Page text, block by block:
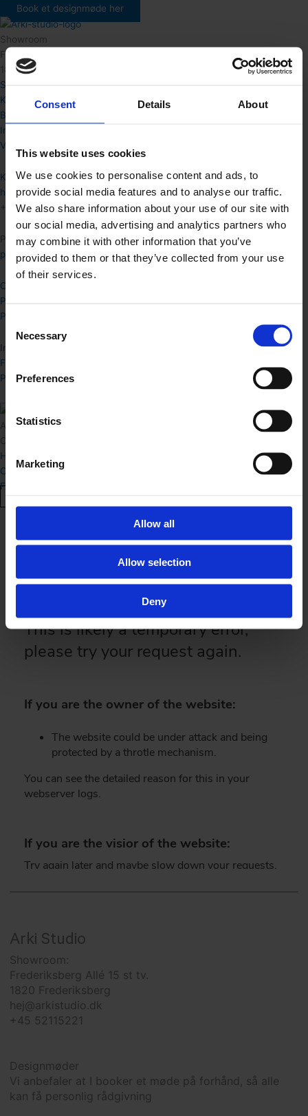
Consent Details About
This website uses cookies
We use cookies to personalise content and ads, to
provide social media features and to analyse our traffic.
We also share information about your use of our site with
our social media, advertising and analytics partners who
may combine it with other information that you’ve
provided to them or that they’ve collected from your use
of their services.
Selection
Necessary
Preferences
Statistics
Marketing
Allow all
Allow selection
Deny
Book et designmøde her
Showroom
Frederiksberg Allé 15 st tv.
1820 Frederiksberg
Shop
Køkken
Bad & Garderobe
Inspiration
Værd at vide
Kontakt
hej@arkistudio.dk
+45 52 11 52 21
Presse henvendelser
press@arkistudio.dk
Om Arki Studio
Proces
Priser
Instagram
Facebook
Pinterest
Arki Studio
CVR Nr: 41292903
Handelsbetingelser
Cookiepolitik
FAQ
Vurder materialer og greb nærmere sammen med en af vores køkkenarkitekter.
Her kan I også blive klogere på processen og få vejledning om den videre
planlægning af jeres drømmekøkken.
Arki Studio
Showroom:
Frederiksberg Allé 15 st tv.
1820 Frederiksberg
hej@arkistudio.dk
+45 52115221
Designmøder
Vi anbefaler at I booker et møde på forhånd, så alle
kan få personlig rådgivning